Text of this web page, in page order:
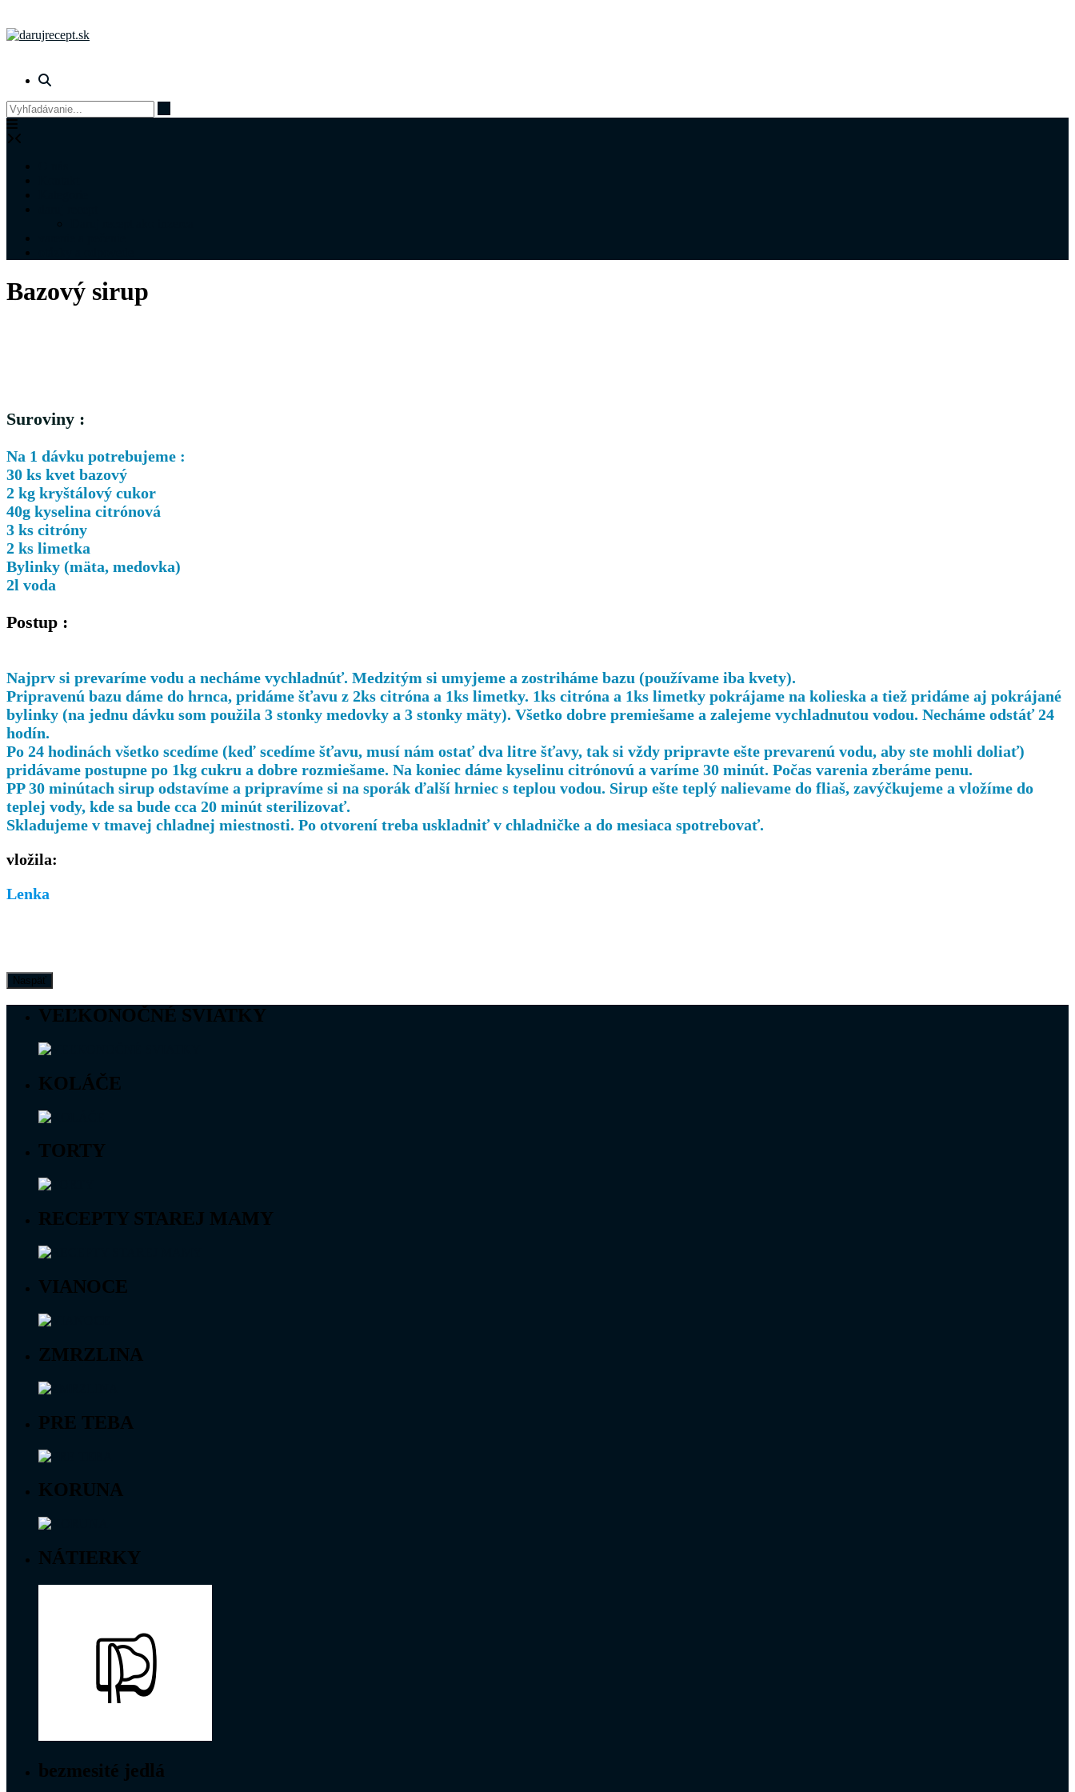
na
obsah
Bazový sirup
Suroviny :
Na 1 dávku potrebujeme :
30 ks kvet bazový
2 kg kryštálový cukor
40g kyselina citrónová
3 ks citróny
2 ks limetka
Bylinky (mäta, medovka)
2l voda
Postup :
Najprv si prevaríme vodu a necháme vychladnúť. Medzitým si umyjeme a zostriháme bazu (používame iba kvety).
Pripravenú bazu dáme do hrnca, pridáme šťavu z 2ks citróna a 1ks limetky. 1ks citróna a 1ks limetky pokrájame na kolieska a tiež pridáme aj pokrájané
bylinky (na jednu dávku som použila 3 stonky medovky a 3 stonky mäty). Všetko dobre premiešame a zalejeme vychladnutou vodou. Necháme odstáť 24
hodín.
Po 24 hodinách všetko scedíme (keď scedíme šťavu, musí nám ostať dva litre šťavy, tak si vždy pripravte ešte prevarenú vodu, aby ste mohli doliať)
pridávame postupne po 1kg cukru a dobre rozmiešame. Na koniec dáme kyselinu citrónovú a varíme 30 minút. Počas varenia zberáme penu.
PP 30 minútach sirup odstavíme a pripravíme si na sporák ďalší hrniec s teplou vodou. Sirup ešte teplý nalievame do fliaš, zavýčkujeme a vložíme do
teplej vody, kde sa bude cca 20 minút sterilizovať.
Skladujeme v tmavej chladnej miestnosti. Po otvorení treba uskladniť v chladničke a do mesiaca spotrebovať.
vložila:
Lenka
VEĽKONOČNÉ SVIATKY
KOLÁČE
TORTY
RECEPTY STAREJ MAMY
VIANOCE
ZMRZLINA
PRE TEBA
KORUNA
NÁTIERKY
bezmesité jedlá